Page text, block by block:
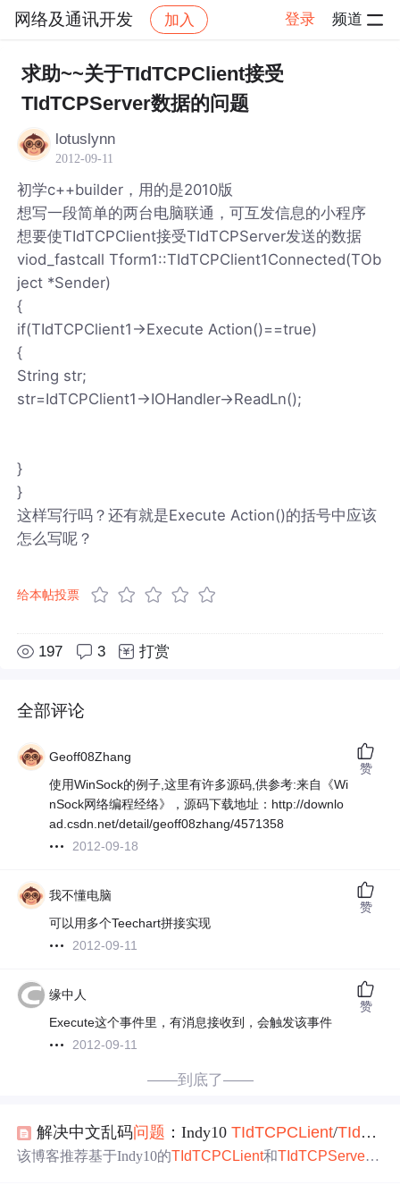
网络及通讯开发 加入 登录 频道
社区 网络及通讯开发 帖子详情
求助~~关于TIdTCPClient接受
TIdTCPServer数据的问题
lotuslynn
2012-09-11
初学c++builder，用的是2010版
想写一段简单的两台电脑联通，可互发信息的小程序
想要使TIdTCPClient接受TIdTCPServer发送的数据
viod_fastcall Tform1::TIdTCPClient1Connected(TOb
ject *Sender)
{
if(TIdTCPClient1->Execute Action()==true)
{
String str;
str=IdTCPClient1->IOHandler->ReadLn();
}
}
这样写行吗？还有就是Execute Action()的括号中应该
怎么写呢？
给本帖投票
197 3 打赏
全部评论
Geoff08Zhang
使用WinSock的例子,这里有许多源码,供参考:来自《Wi
nSock网络编程经络》，源码下载地址：http://downlo
ad.csdn.net/detail/geoff08zhang/4571358
2012-09-18
赞
我不懂电脑
可以用多个Teechart拼接实现
2012-09-11
赞
缘中人
Execute这个事件里，有消息接收到，会触发该事件
2012-09-11
赞
——到底了——
解决中文乱码问题 ：Indy10TIdTCPCLient/TId
该博客推荐基于Indy10的TIdTCPCLient和TIdTCPServer